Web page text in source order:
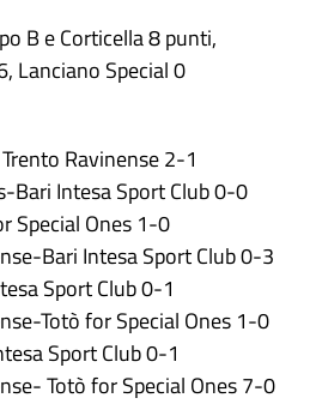
B e Corticella 8 punti,
Lanciano Special 0
Ravinense 2-1
Bari Intesa Sport Club 0-0
Special Ones 1-0
Bari Intesa Sport Club 0-3
Sport Club 0-1
Totò for Special Ones 1-0
Sport Club 0-1
Totò for Special Ones 7-0